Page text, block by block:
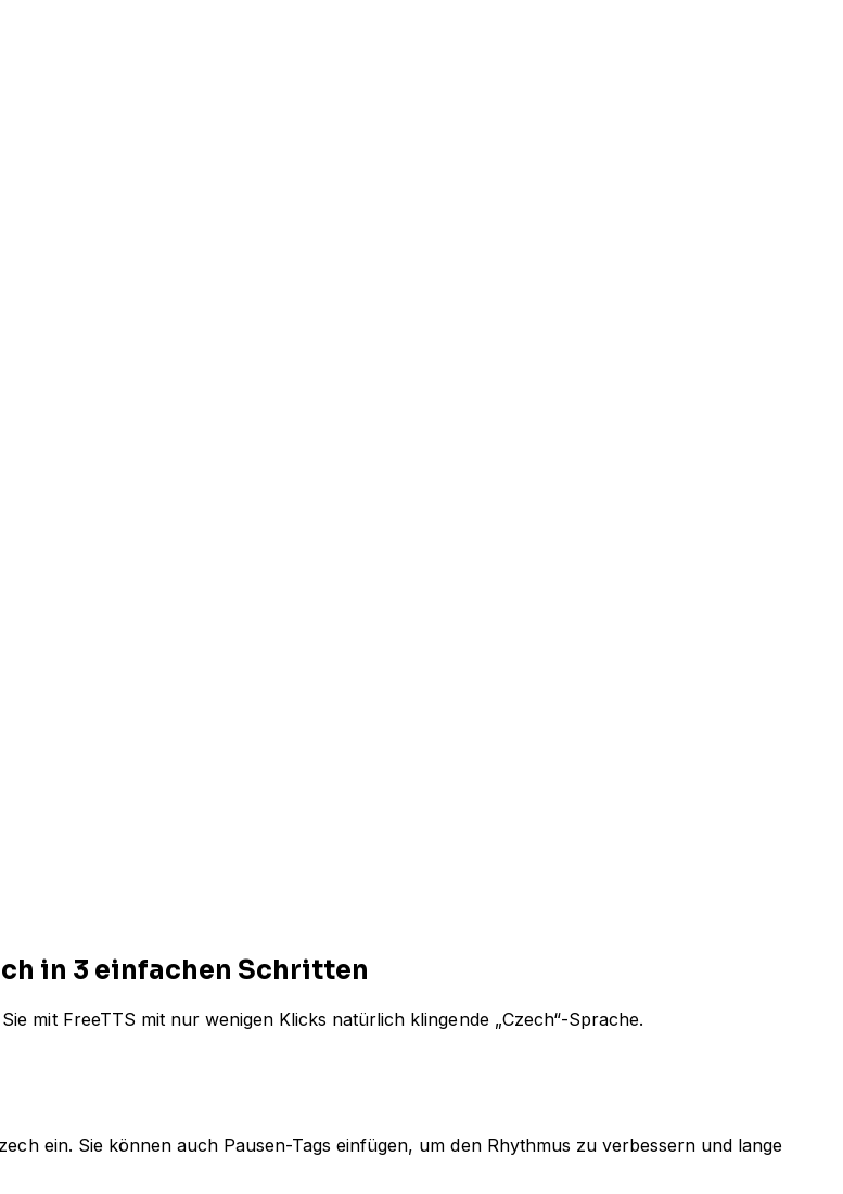
in 3 einfachen Schritten
mit FreeTTS mit nur wenigen Klicks natürlich klingende „Czech“-Sprache.
ein. Sie können auch Pausen-Tags einfügen, um den Rhythmus zu verbessern und lange